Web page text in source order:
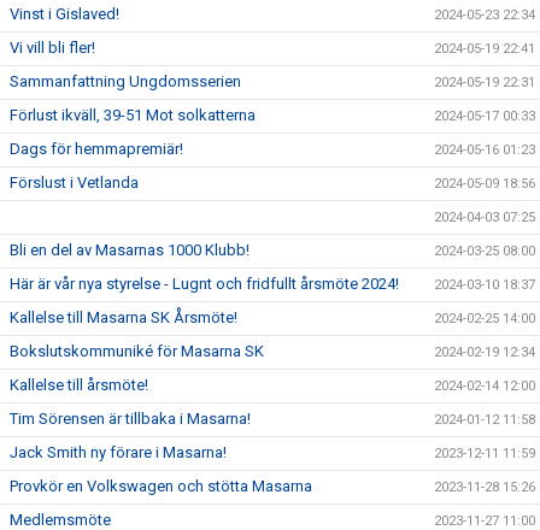
Vinst i Gislaved! 2024-05-23 22:34
Vi vill bli fler! 2024-05-19 22:41
Sammanfattning Ungdomsserien 2024-05-19 22:31
Förlust ikväll, 39-51 Mot solkatterna 2024-05-17 00:33
Dags för hemmapremiär! 2024-05-16 01:23
Förslust i Vetlanda 2024-05-09 18:56
2024-04-03 07:25
Bli en del av Masarnas 1000 Klubb! 2024-03-25 08:00
Här är vår nya styrelse - Lugnt och fridfullt årsmöte 2024! 2024-03-10 18:37
Kallelse till Masarna SK Årsmöte! 2024-02-25 14:00
Bokslutskommuniké för Masarna SK 2024-02-19 12:34
Kallelse till årsmöte! 2024-02-14 12:00
Tim Sörensen är tillbaka i Masarna! 2024-01-12 11:58
Jack Smith ny förare i Masarna! 2023-12-11 11:59
Provkör en Volkswagen och stötta Masarna 2023-11-28 15:26
Medlemsmöte 2023-11-27 11:00